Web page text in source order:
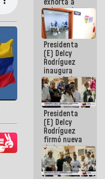
gobernadores
y alcaldes a
edificar
casas para
abuelos
Presidenta
(E) Delcy
Rodríguez
inaugura
casa de los
Abuelos
Primavera
en Caracas
Presidenta
(E) Delcy
Rodríguez
firmó nueva
de Ley de
Arrendamiento
aprobada
por la AN